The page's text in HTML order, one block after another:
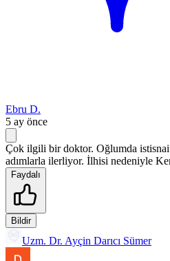
Ebru D.
5 ay önce
Çok ilgili bir doktor. Oğlumda
adımlarla ilerliyor. İlhisi nedeniyle
Faydalı
Bildir
Uzm. Dr. Ayçin Darıcı Sümer